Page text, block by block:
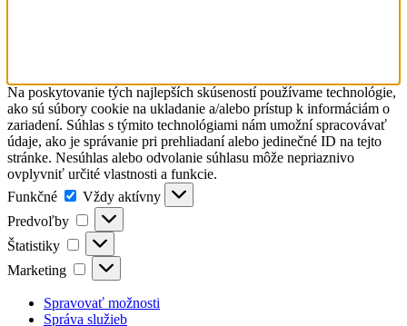
Na poskytovanie tých najlepších skúseností používame technológie,
ako sú súbory cookie na ukladanie a/alebo prístup k informáciám o
zariadení. Súhlas s týmito technológiami nám umožní spracovávať
údaje, ako je správanie pri prehliadaní alebo jedinečné ID na tejto
stránke. Nesúhlas alebo odvolanie súhlasu môže nepriaznivo
ovplyvniť určité vlastnosti a funkcie.
Funkčné
Funkčné
Vždy aktívny
Predvoľby
Predvoľby
Štatistiky Štatistiky
Marketing Marketing
Spravovať možnosti
Správa služieb
Banská
Bystrica -
Radvaň
Komunita
Podolínec
Komunita
Gaboltov
Komunita
Děčín -
Podmokly
Komunita
Frýdek
Komunita
Tasovice
Komunita